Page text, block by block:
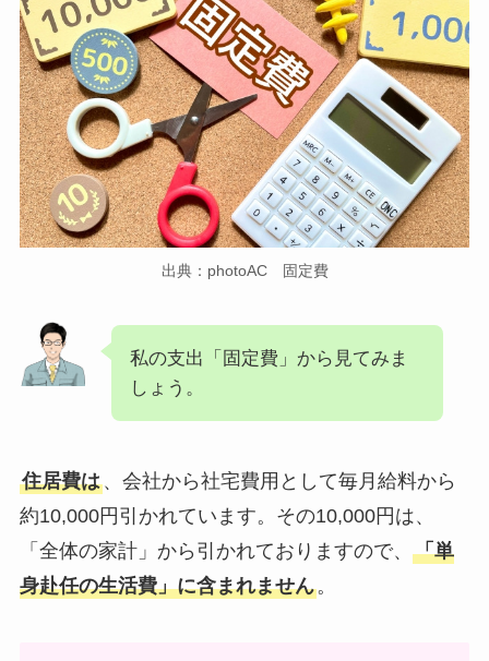
出典：photoAC 固定費
私の支出「固定費」から見てみま
しょう。
住居費は、会社から社宅費用として毎月給料から
約10,000円引かれています。その10,000円は、
「全体の家計」から引かれておりますので、 「単
身赴任の生活費」に含まれません。